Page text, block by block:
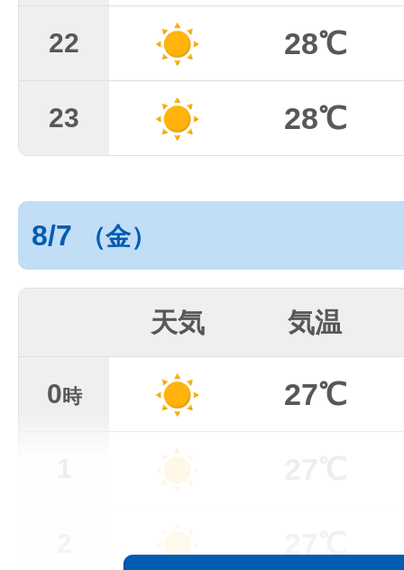
22 28℃
23 28℃
8/7 （金）
天気 気温
0時 27℃